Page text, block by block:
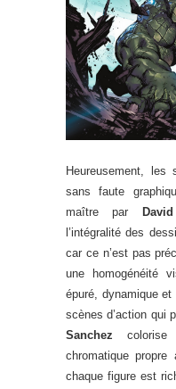
Heureusement, les
sans faute
maître par
l’intégralité des
car ce n’est pas
une homogénéité
épuré, dynamique
scènes d’action qui
Sanchez colorise
chromatique
chaque figure est